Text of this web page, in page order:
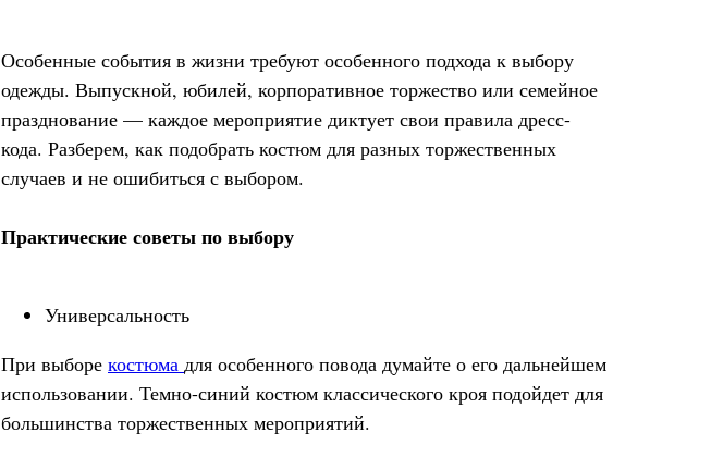
Особенные события в жизни требуют особенного подхода к выбору
одежды. Выпускной, юбилей, корпоративное торжество или семейное
празднование — каждое мероприятие диктует свои правила дресс-
кода. Разберем, как подобрать костюм для разных торжественных
случаев и не ошибиться с выбором.
Практические советы по выбору
Универсальность
При выборе костюма для особенного повода думайте о его дальнейшем
использовании. Темно-синий костюм классического кроя подойдет для
большинства торжественных мероприятий.